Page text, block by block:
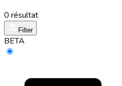
0 résultat
Filter
BETA